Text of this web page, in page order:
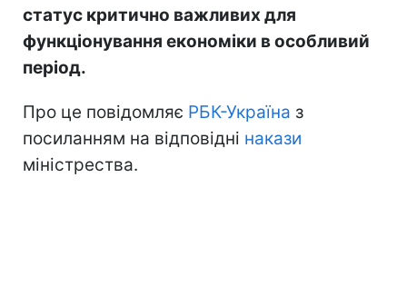
статус критично важливих для
функціонування економіки в особливий
період.
Про це повідомляє РБК-Україна з
посиланням на відповідні накази
міністрества.